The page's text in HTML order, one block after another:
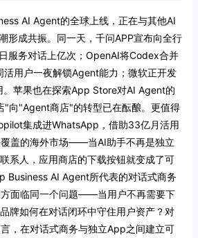
AI Agent的全球上线，正在与其他AI
形成共振。同一天，千问APP宣布向全行
服务对话上亿次；OpenAI将Codex合并
活用户一夜解锁Agent能力；微软正开发
苹果也在探索App Store对AI Agent的
"向"Agent商店"的转型已在酝酿。更值得
集成进WhatsApp，借助33亿月活用
覆盖的海外市场——当AI助手不再是独立
系人，应用商店的下载按钮就变成了可
Business AI Agent所代表的对话式商务
面临同一个问题——当用户不再需要下
牌如何在对话闭环中守住用户资产？对
，在对话式商务与独立App之间建立可